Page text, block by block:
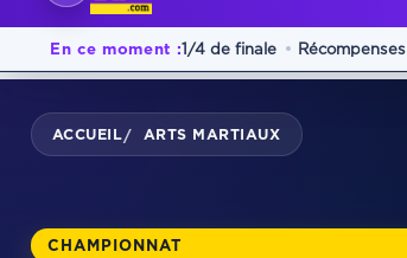
En ce moment :1/4 de finale Récompenses
ACCUEIL/ ARTS MARTIAUX
CHAMPIONNAT